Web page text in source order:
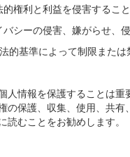
権利と利益を侵害すること
シーの侵害、嫌がらせ、
的基準によって制限または
人情報を保護することは
の保護、収集、使用、共
読むことをお勧めします。